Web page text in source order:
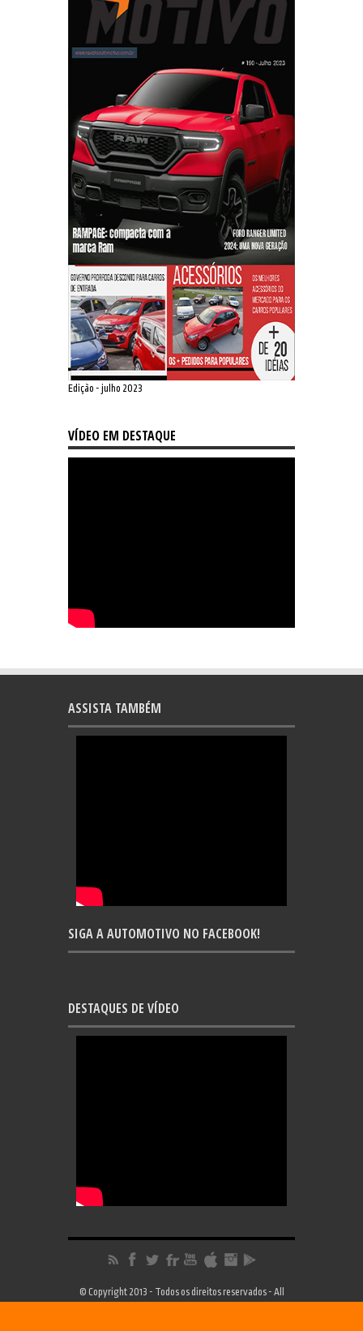
Edição - julho 2023
VÍDEO EM DESTAQUE
ASSISTA TAMBÉM
SIGA A AUTOMOTIVO NO FACEBOOK!
DESTAQUES DE VÍDEO
© Copyright 2013 - Todos os direitos reservados - All